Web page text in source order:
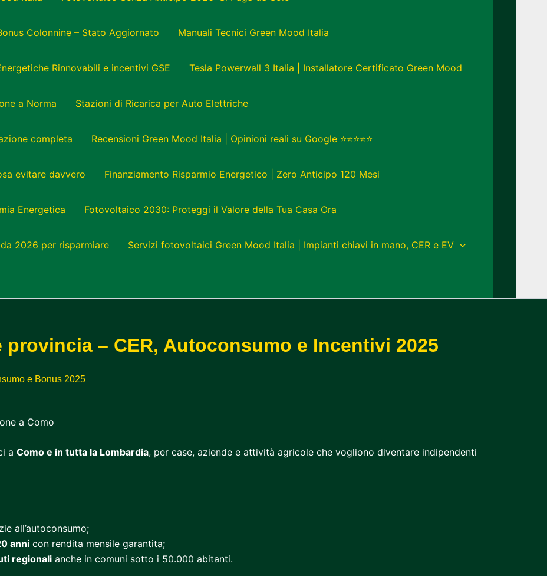
Colonnine – Stato Aggiornato Manuali Tecnici Green Mood Italia
Rinnovabili e incentivi GSE Tesla Powerwall 3 Italia | Installatore Certificato Green Mood
a Norma Stazioni di Ricarica per Auto Elettriche
completa Recensioni Green Mood Italia | Opinioni reali su Google ⭐⭐⭐⭐⭐
evitare davvero Finanziamento Risparmio Energetico | Zero Anticipo 120 Mesi
Energetica Fotovoltaico 2030: Proteggi il Valore della Tua Casa Ora
2026 per risparmiare Servizi fotovoltaici Green Mood Italia | Impianti chiavi in mano, CER e EV
– CER, Autoconsumo e Incentivi 2025
e Bonus 2025
a Como e in tutta la Lombardia, per case, aziende e attività agricole che vogliono diventare indipendenti
all’autoconsumo;
anni con rendita mensile garantita;
regionali anche in comuni sotto i 50.000 abitanti.